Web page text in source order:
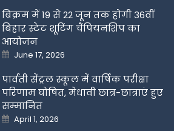
बिक्रम में 19 से 22 जून तक होगी 36वीं
बिहार स्टेट शूटिंग चैंपियनशिप का
आयोजन
Posted
on
June 17, 2026
पार्वती सेंट्रल स्कूल में वार्षिक परीक्षा
परिणाम घोषित, मेधावी छात्र-छात्राएं हुए
सम्मानित
Posted
on
April 1, 2026